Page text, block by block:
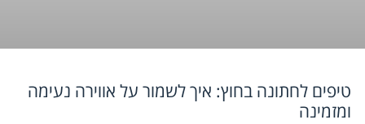
טיפים לחתונה בחוץ: איך לשמור על אווירה נעימה
ומזמינה